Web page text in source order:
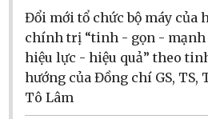
Đổi mới tổ chức bộ máy của
chính trị “tinh - gọn - mạnh
hiệu lực - hiệu quả” theo
hướng của Đồng chí GS, TS,
Tô Lâm